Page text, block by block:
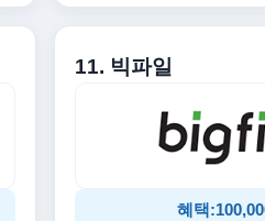
11. 빅파일
혜택